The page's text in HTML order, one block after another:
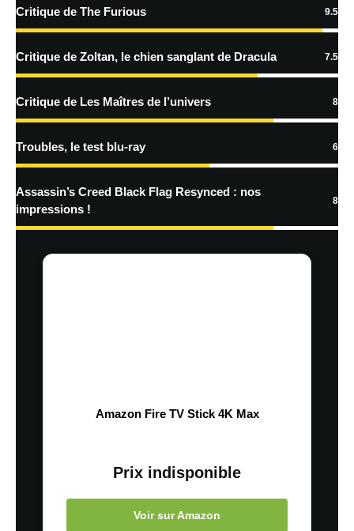
En savoir
traitées
Critique de The Furious 9.5
Critique de Zoltan, le chien sanglant de Dracula 7.5
Critique de Les Maîtres de l’univers 8
Troubles, le test blu-ray 6
Assassin’s Creed Black Flag Resynced : nos
impressions !
8
Amazon Fire TV Stick 4K Max
Prix indisponible
Voir sur Amazon